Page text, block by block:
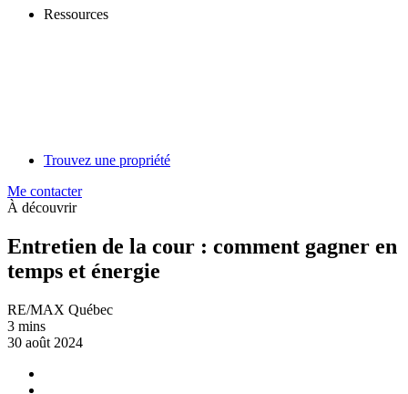
Ressources
Trouvez une propriété
Me contacter
À découvrir
Entretien de la cour : comment gagner en
temps et énergie
RE/MAX Québec
3 mins
30 août 2024